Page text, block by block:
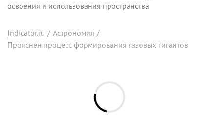
освоения и использования пространства
Indicator.ru / Астрономия /
Прояснен процесс формирования газовых гигантов